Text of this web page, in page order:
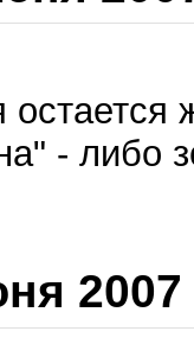
- либо
2007